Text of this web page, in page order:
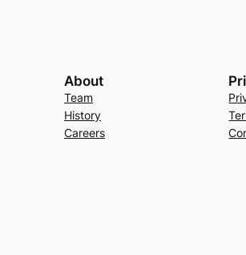
About
Team
History
Careers